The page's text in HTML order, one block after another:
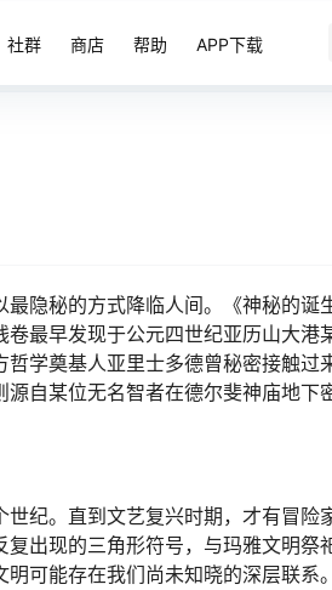
社群 商店 帮助 APP下载
隐秘的方式降临人间。《神秘的诞
最早发现于公元四世纪亚历山大港
学奠基人亚里士多德曾秘密接触过
自某位无名智者在德尔斐神庙地下
纪。直到文艺复兴时期，才有冒险
出现的三角形符号，与玛雅文明祭
可能存在我们尚未知晓的深层联系